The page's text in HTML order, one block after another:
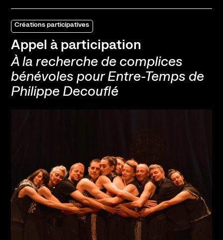
Créations participatives
Appel à participation
À la recherche de complices
bénévoles pour Entre-Temps de
Philippe Decouflé